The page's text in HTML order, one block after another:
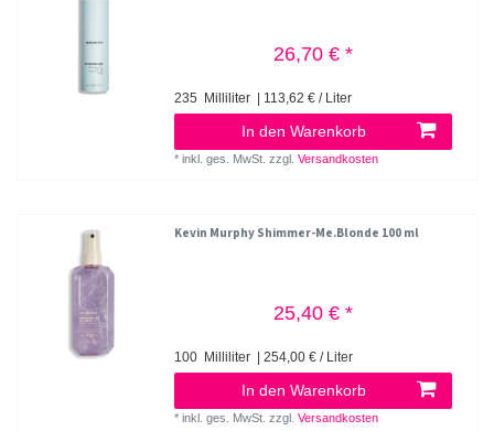
26,70 € *
235 Milliliter | 113,62 € / Liter
In den Warenkorb
*inkl. ges. MwSt. zzgl.Versandkosten
Kevin Murphy Shimmer-Me.Blonde 100 ml
25,40 € *
100 Milliliter | 254,00 € / Liter
In den Warenkorb
*inkl. ges. MwSt. zzgl.Versandkosten